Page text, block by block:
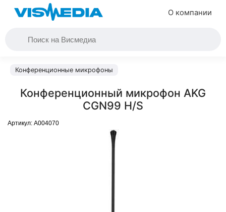
О компании
Конференционные микрофоны
Конференционный микрофон AKG
CGN99 H/S
Артикул: A004070